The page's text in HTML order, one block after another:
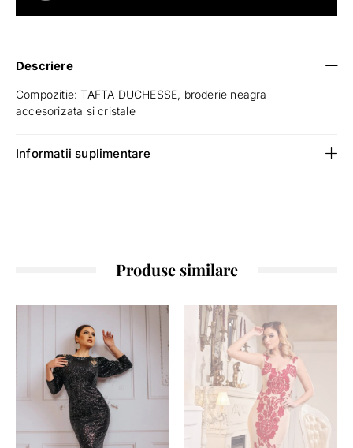
Descriere
Compozitie: TAFTA DUCHESSE, broderie neagra
accesorizata si cristale
Informatii suplimentare
Produse similare